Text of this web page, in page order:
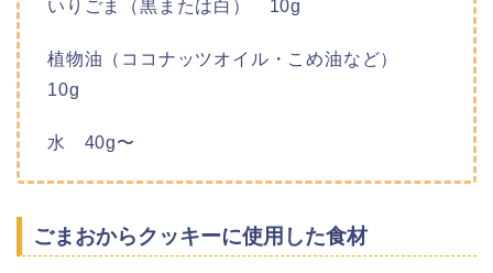
いりごま（黒または白） 10g
植物油（ココナッツオイル・こめ油など）
10g
水 40g〜
ごまおからクッキーに使用した食材